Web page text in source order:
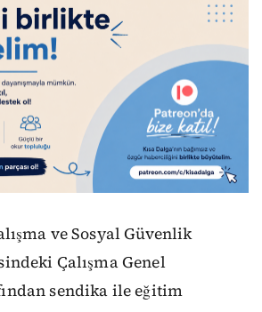
ve Sosyal Güvenlik
Çalışma Genel
sendika ile eğitim